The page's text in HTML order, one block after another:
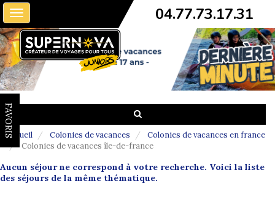
Toggle
navigation
04.77.73.17.31
FAVORIS
Accueil Colonies de vacances
Colonies de vacances en france
Colonies de vacances île-de-france
Aucun séjour ne correspond à votre recherche. Voici la liste
des séjours de la même thématique.